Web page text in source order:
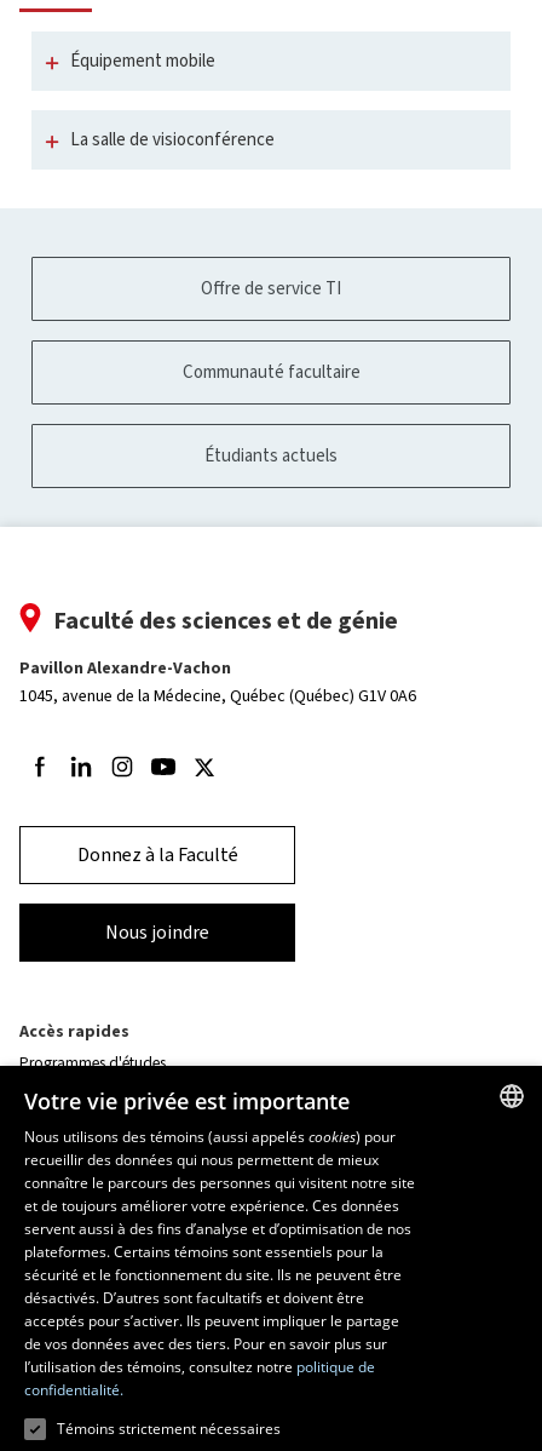
Équipement mobile
La salle de visioconférence
Offre de service TI
Communauté facultaire
Étudiants actuels
Faculté des sciences et de génie
Pavillon Alexandre-Vachon
1045, avenue de la Médecine, Québec (Québec) G1V 0A6
Suivez-nous sur Facebook
Suivez-nous sur LinkedIn
Suivez-nous sur Instagram
Suivez-nous sur Youtube
Suivez-nous sur Twitter
Donnez à la Faculté
Nous joindre
Accès rapides
Programmes d'études
Nos départements et école
Foire aux questions
Ressources
monPortail
MESURES D'URGENCE
Composer le418 656-5555
Votre vie privée est importante
Nous utilisons des témoins (aussi appeléscookies) pour
recueillir des données qui nous permettent de mieux
connaître le parcours des personnes qui visitent notre site
et de toujours améliorer votre expérience. Ces données
servent aussi à des fins d’analyse et d’optimisation de nos
plateformes. Certains témoins sont essentiels pour la
sécurité et le fonctionnement du site. Ils ne peuvent être
désactivés. D’autres sont facultatifs et doivent être
acceptés pour s’activer. Ils peuvent impliquer le partage
de vos données avec des tiers. Pour en savoir plus sur
l’utilisation des témoins, consultez notre politique de
confidentialité.
Témoins strictement nécessaires